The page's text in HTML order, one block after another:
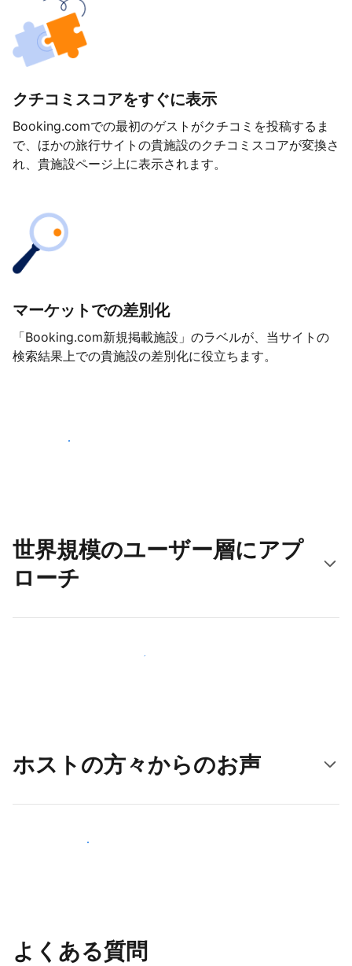
クチコミスコアをすぐに表示
Booking.comでの最初のゲストがクチコミを投稿するま
で、ほかの旅行サイトの貴施設のクチコミスコアが変換さ
れ、貴施設ページ上に表示されます。
マーケットでの差別化
「Booking.com新規掲載施設」のラベルが、当サイトの
検索結果上での貴施設の差別化に役立ちます。
さっそく始める
世界規模のユーザー層にアプ
ローチ
新しいユーザー層に今すぐアプローチする
ホストの方々からのお声
ホストとして登録する
よくある質問